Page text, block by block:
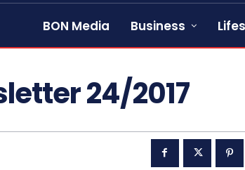
BON Media Business
24/2017